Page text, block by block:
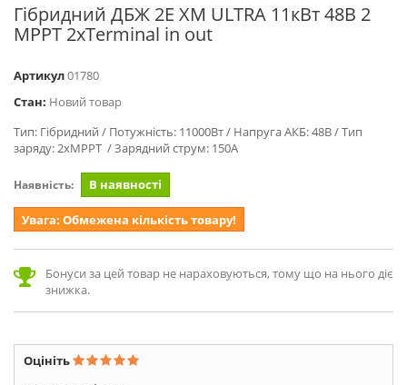
Гібридний ДБЖ 2E XM ULTRA 11кВт 48В 2
MPPT 2xTerminal in out
Артикул01780
Стан: Новий товар
Тип: Гібридний / Потужність: 11000Вт / Напруга АКБ: 48В / Тип
заряду: 2xMPPT / Зарядний струм: 150А
Наявність: В наявності
Увага: Обмежена кількість товару!
Бонуси за цей товар не нараховуються, тому що на нього діє
знижка.
Оцініть